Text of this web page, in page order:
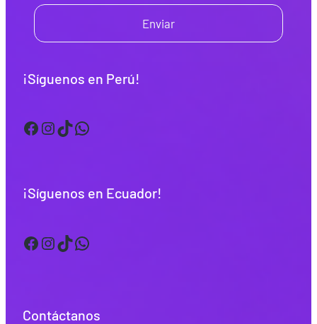
Enviar
¡Síguenos en Perú!
Facebook InstagramTikTok WhatsApp
¡Síguenos en Ecuador!
Facebook InstagramTikTok WhatsApp
Contáctanos